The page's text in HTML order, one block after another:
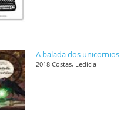
A balada dos unicornios
2018 Costas, Ledicia